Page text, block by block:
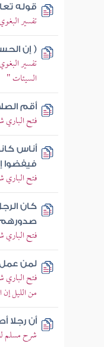
قوله
تفسير
( إن
تفسير
السيئات "
أقم
فتح
أناس
فيفضوا
فتح
كان
فتح
لمن
فتح
من الليل
أن رجلا
شرح مسلم